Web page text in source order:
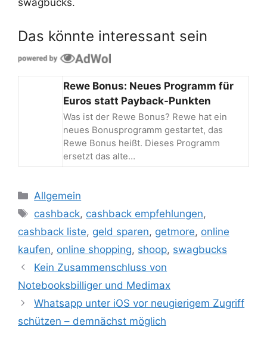
swagbucks.
Das könnte interessant sein
Rewe Bonus: Neues Programm für
Euros statt Payback-Punkten
Was ist der Rewe Bonus? Rewe hat ein
neues Bonusprogramm gestartet, das
Rewe Bonus heißt. Dieses Programm
ersetzt das alte…
Kategorien
Allgemein
Schlagwörter
cashback, cashback empfehlungen,
cashback liste, geld sparen, getmore, online
kaufen, online shopping, shoop, swagbucks
Beitrags-
Navigation
Kein Zusammenschluss von
Notebooksbilliger und Medimax
Whatsapp unter iOS vor neugierigem Zugriff
schützen – demnächst möglich